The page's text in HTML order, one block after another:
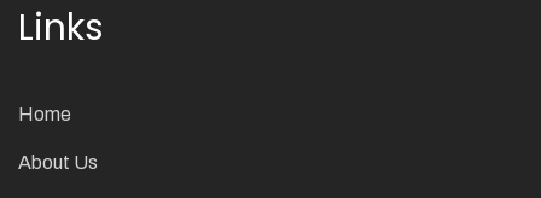
Links
Home
About Us